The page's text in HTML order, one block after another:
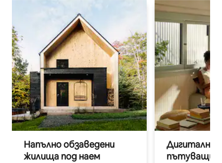
Напълно обзаведени
жилища под наем
Дигитални
пътуващи